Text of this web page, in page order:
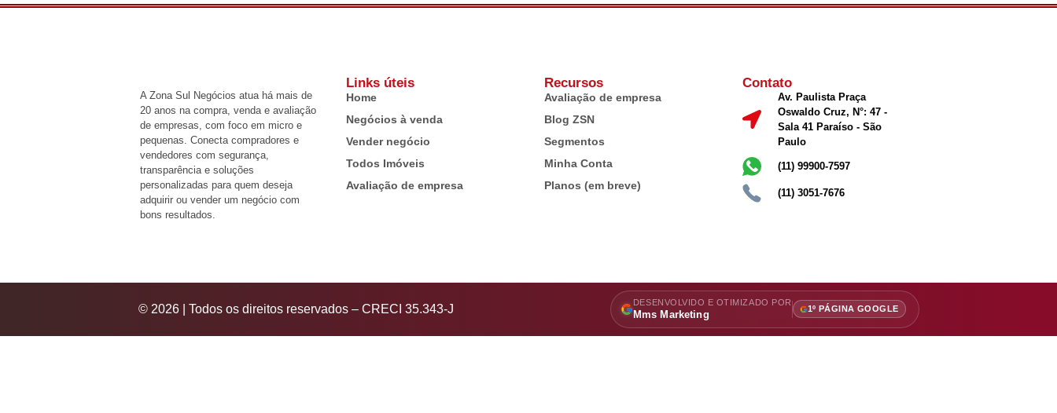
A Zona Sul Negócios atua há mais de
20 anos na compra, venda e avaliação
de empresas, com foco em micro e
pequenas. Conecta compradores e
vendedores com segurança,
transparência e soluções
personalizadas para quem deseja
adquirir ou vender um negócio com
bons resultados.
Links úteis
Home
Negócios à venda
Vender negócio
Todos Imóveis
Avaliação de empresa
Recursos
Avaliação de empresa
Blog ZSN
Segmentos
Minha Conta
Planos (em breve)
Contato
Av. Paulista Praça
Oswaldo Cruz, N°: 47 -
Sala 41 Paraíso - São
Paulo
(11) 99900-7597
(11) 3051-7676
© 2026 | Todos os direitos reservados – CRECI 35.343-J DESENVOLVIDO E OTIMIZADO POR
Mms Marketing 1º PÁGINA GOOGLE